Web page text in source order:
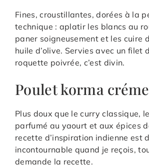
Fines, croustillantes, dorées à la
technique : aplatir les blancs au
paner soigneusement et les cuire
huile d’olive. Servies avec un filet
roquette poivrée, c’est divin.
Poulet korma
Plus doux que le curry classique,
parfumé au yaourt et aux épices
recette d’inspiration indienne est
incontournable quand je reçois,
demande la recette.